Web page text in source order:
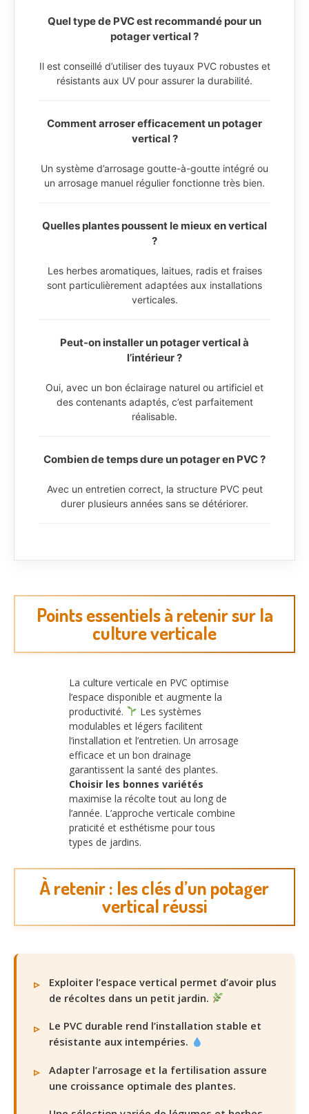
Quel type de PVC est recommandé pour un
potager vertical ?
Il est conseillé d’utiliser des tuyaux PVC robustes et
résistants aux UV pour assurer la durabilité.
Comment arroser efficacement un potager
vertical ?
Un système d’arrosage goutte-à-goutte intégré ou
un arrosage manuel régulier fonctionne très bien.
Quelles plantes poussent le mieux en vertical
?
Les herbes aromatiques, laitues, radis et fraises
sont particulièrement adaptées aux installations
verticales.
Peut-on installer un potager vertical à
l’intérieur ?
Oui, avec un bon éclairage naturel ou artificiel et
des contenants adaptés, c’est parfaitement
réalisable.
Combien de temps dure un potager en PVC ?
Avec un entretien correct, la structure PVC peut
durer plusieurs années sans se détériorer.
Points essentiels à retenir sur la
culture verticale
La culture verticale en PVC optimise
l’espace disponible et augmente la
productivité.
Les systèmes
modulables et légers facilitent
l’installation et l’entretien. Un arrosage
efficace et un bon drainage
garantissent la santé des plantes.
Choisir les bonnes variétés
maximise la récolte tout au long de
l’année. L’approche verticale combine
praticité et esthétisme pour tous
types de jardins.
À retenir : les clés d’un potager
vertical réussi
Exploiter l’espace vertical permet d’avoir plus
de récoltes dans un petit jardin.
Le PVC durable rend l’installation stable et
résistante aux intempéries.
Adapter l’arrosage et la fertilisation assure
une croissance optimale des plantes.